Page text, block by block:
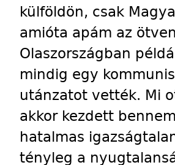
külföldön, csak
amióta apám az
Olaszországban
mindig egy
utánzatot vették. Mi
akkor kezdett
hatalmas
tényleg a